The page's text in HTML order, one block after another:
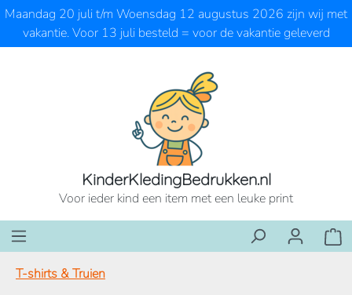
Ga naar de hoofdinhoud
Maandag 20 juli t/m Woensdag 12 augustus 2026 zijn wij met
vakantie. Voor 13 juli besteld = voor de vakantie geleverd
KinderKledingBedrukken.nl
Voor ieder kind een item met een leuke print
T-shirts & Truien